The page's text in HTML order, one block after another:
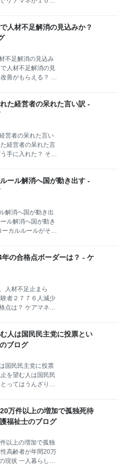
で、加藤勝信財務
た。【Joint編集
の拡大を議
こで稼ぐっていえ
ぱち ケアマネは障
マネの仕事量が圧
るかもしれない…
アマネの報酬を上
トでベテラン勢の
ログのお知らせ
毎週更新で、介
ます。 アナタのた
人材不足解消の見込みか？
不足解消の見込み
人材不足解消の見
善がもらえる？ 居
… ケアマネに処遇
ケアマネが増える
アマネが増えそう
ネが増えれば業界
マネ介護福祉士的
変わらないのかも
、ケアマネジメン
働省へ提出した。
が全国的
た経営者の呆れた言い訳 -
営者の呆れた言い
経営者の呆れた言
手に入れた？ そも
もビックリの方
リハロも一気に攻
介護福祉士的に働
らホント今後は少
賄われたりするの
賄われたりするの
れる制度を利用し
ったとしてすでに
元代表の男と、元
ール解消へ国が動き出す -
解消へ国が動き出
ル解消へ国が動き
カルルールがその
福祉士的にローカ
があるくらいなん
士の日常 【公式】
コからはブログの
置基準に関する自
を把握するため
ーカルルールを課
隣り合う自治体で
てしまうことも生
の合格点ボーダーは？ - ケ
人材不足止まら
者２７７６人減少
点は？ ケアマネの
減った理由… 今年
４年度の問題はめ
問題難易度は出来
ぼ給料が下がる
アマネになる人を
払った後に考える
援専門員実務研修
3718人で、昨年よ
の減少
人は国民民主党に投票とい
ブログ
国民民主党に投票
を望む人は国民民
ってはうんざりの
研修廃止を訴える
を廃止してほしい
いい 【公式】ケア
たら時代遅れケア
われていく AIでケ
たちはどう思って
万件以上の増加で孤独死待
福祉士のブログ
以上の増加で孤独
高齢者が年間20万
現状 一人暮らしの